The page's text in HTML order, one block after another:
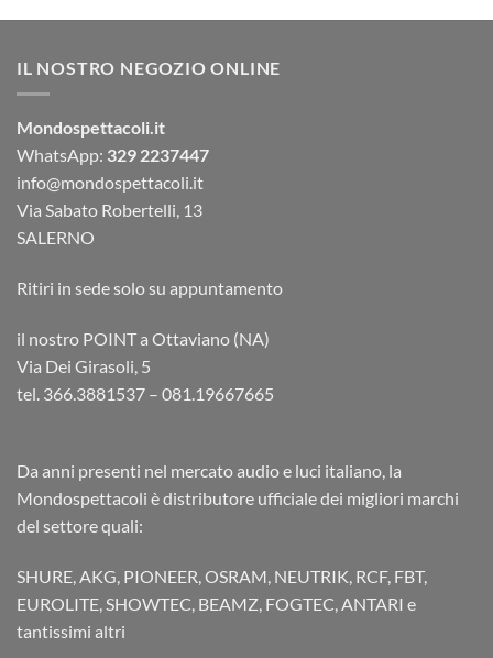
IL NOSTRO NEGOZIO ONLINE
Mondospettacoli.it
WhatsApp: 329 2237447
info@mondospettacoli.it
Via Sabato Robertelli, 13
SALERNO
Ritiri in sede solo su appuntamento
il nostro POINT a Ottaviano (NA)
Via Dei Girasoli, 5
tel. 366.3881537 – 081.19667665
Da anni presenti nel mercato audio e luci italiano, la
Mondospettacoli è distributore ufficiale dei migliori marchi
del settore quali:
SHURE, AKG, PIONEER, OSRAM, NEUTRIK, RCF, FBT,
EUROLITE, SHOWTEC, BEAMZ, FOGTEC, ANTARI e
tantissimi altri